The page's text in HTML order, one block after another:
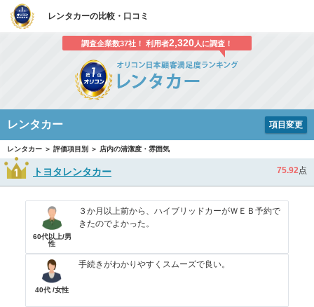
レンタカーの比較・口コミ
調査企業数37社！ 利用者2,320人に調査！
レンタカー 項目変更
レンタカー ＞ 評価項目別 ＞ 店内の清潔度・雰囲気
トヨタレンタカー 75.92点
60代以上/男
性
３か月以上前から、ハイブリッドカーがＷＥＢ予約で
きたのでよかった。
40代 /女性
手続きがわかりやすくスムーズで良い。